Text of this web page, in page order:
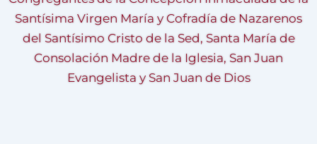
Santísima Virgen María y Cofradía de Nazarenos
del Santísimo Cristo de la Sed, Santa María de
Consolación Madre de la Iglesia, San Juan
Evangelista y San Juan de Dios